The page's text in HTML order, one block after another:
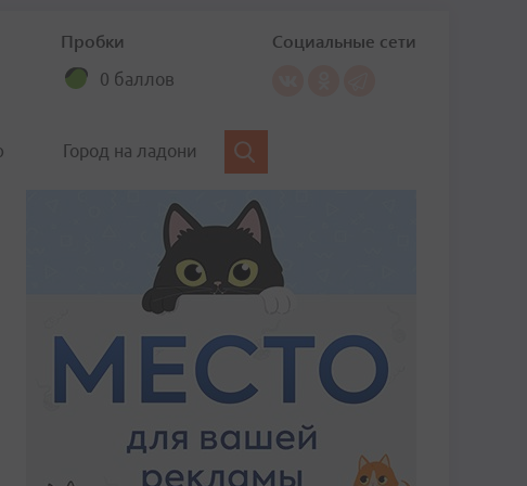
Пробки
0 баллов
Социальные сети
Город на ладони